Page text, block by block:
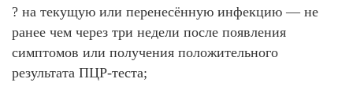
? на текущую или перенесённую инфекцию — не
ранее чем через три недели после появления
симптомов или получения положительного
результата ПЦР-теста;